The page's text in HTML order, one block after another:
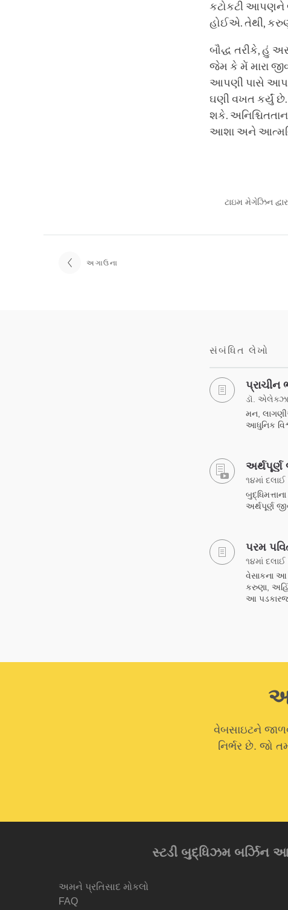
કટોકટી
હોઈએ. તેથી,
બૌદ્ધ તરીકે, હું
જેમ કે મેં મારા
આપણી પાસે
ઘણી વખત કર્યું છે.
શકે.
આશા અને
ટાઇમ મેગેઝિન
અગાઉના
સંબંધિત લેખો
પ્રાચીન
ડૉ.
મન,
આધુનિક
અર્થપૂર્ણ
૧૪માં દલાઈ
અર્થપૂર્ણ
પરમ
૧૪માં દલાઈ
વેસાકના આ
કરુણા,
આ
વેબસાઇટને
નિર્ભર છે. જો
સ્ટડી બુદ્ધિઝમ બર્ઝિન
અમને પ્રતિસાદ મોકલો
FAQ